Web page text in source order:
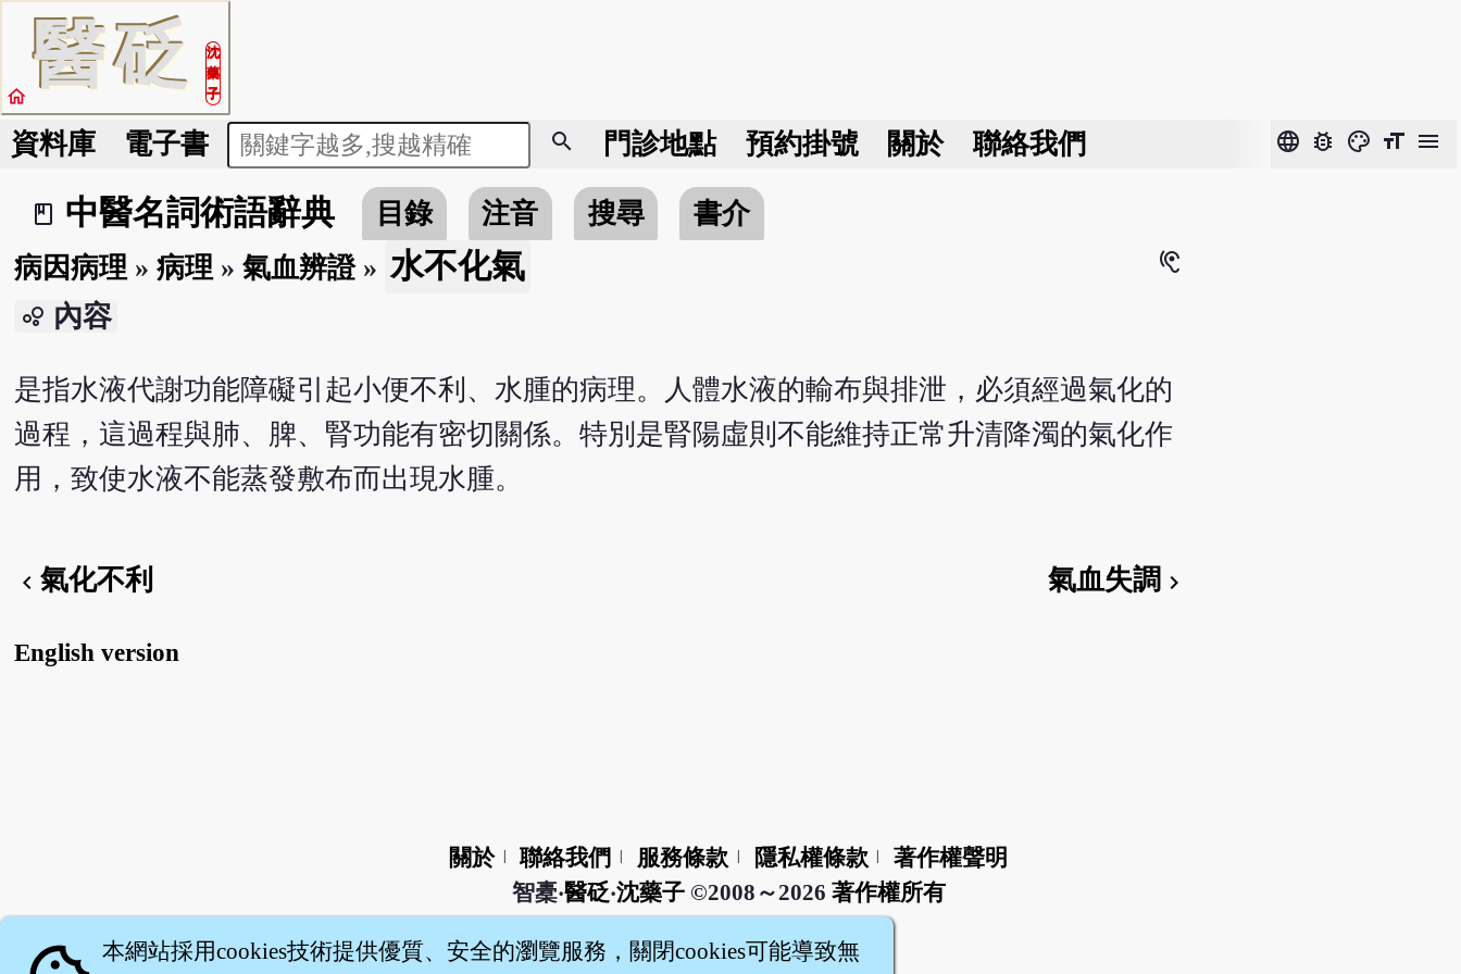
醫砭
沈
藥
子
home
資料庫 電子書 search 門診地點 預約掛號 關於 聯絡我們 language bug_report color_lens format_size menu
book_2
中醫名詞術語辭典 目錄 注音 搜尋
書介
病因病理 » 病理 » 氣血辨證» 水不化氣 hearing
bubble_chart 內容
是指水液代謝功能障礙引起小便不利、水腫的病理。人體水液的輸布與排泄，必須經過氣化的
過程，這過程與肺、脾、腎功能有密切關係。特別是腎陽虛則不能維持正常升清降濁的氣化作
用，致使水液不能蒸發敷布而出現水腫。
chevron_left 氣化不利 氣血失調chevron_right
English version
關於 聯絡我們 服務條款 隱私權條款
著作權聲明
智橐‧醫砭‧沈藥子©2008～2026 著作權所有
本網站採用cookies技術提供優質、安全的瀏覽服務，關閉cookies可能導致無